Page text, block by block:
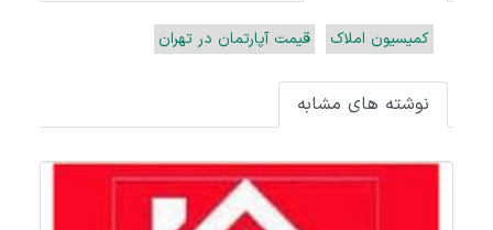
کمیسیون املاک قیمت آپارتمان در تهران
نوشته های مشابه